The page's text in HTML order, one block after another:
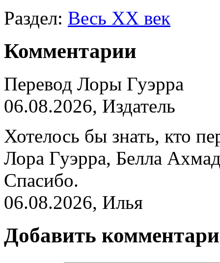
Раздел: Весь ХХ век
Комментарии
Перевод Лоры Гуэрра
06.08.2026, Издатель
Хотелось бы знать, кто
Лора Гуэрра, Белла
Спасибо.
06.08.2026, Илья
Добавить